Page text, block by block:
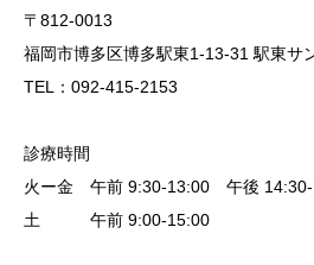
〒812-0013
福岡市博多区博多駅東1-13-31 駅東サ
TEL：092-415-2153
診療時間
火ー金 午前 9:30-13:00 午後 14:30-
土 午前 9:00-15:00